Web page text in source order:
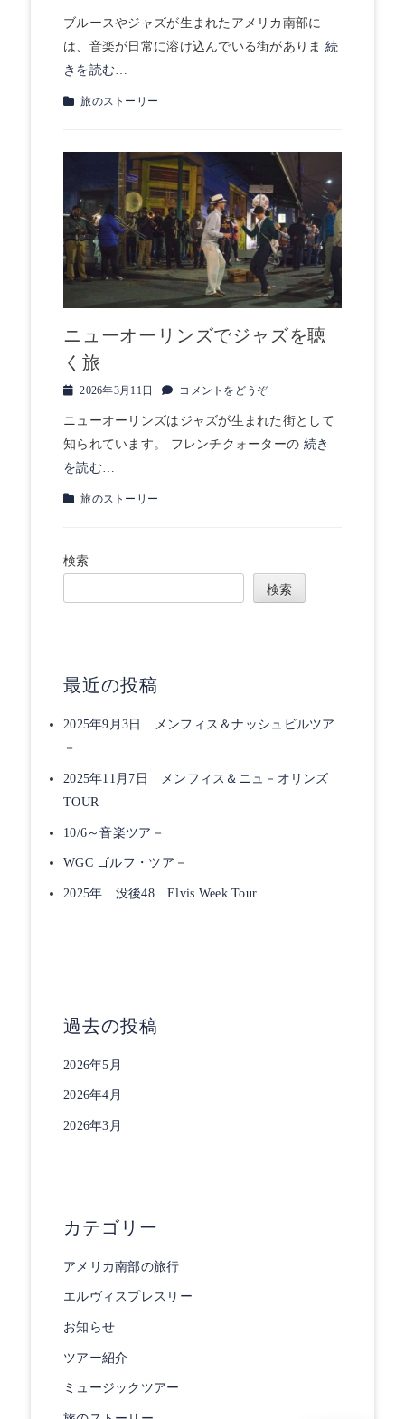
日
ブルースやジャズが生まれたアメリカ南部に
は、音楽が日常に溶け込んでいる街がありま 続
きを読む…
カ 旅のストーリー
ニューオーリンズでジャズを聴
く旅
投 2026年3月11日 コメントをどうぞ
ニューオーリンズはジャズが生まれた街として
知られています。 フレンチクォーターの 続き
を読む…
カ
リ
ー
旅のストーリー
検索
検索
最近の投稿
2025年9月3日 メンフィス＆ナッシュビルツア
－
2025年11月7日 メンフィス＆ニュ－オリンズ
TOUR
10/6～音楽ツア－
WGC ゴルフ・ツア－
2025年 没後48 Elvis Week Tour
過去の投稿
2026年5月
2026年4月
2026年3月
カテゴリー
アメリカ南部の旅行
エルヴィスプレスリー
お知らせ
ツアー紹介
ミュージックツアー